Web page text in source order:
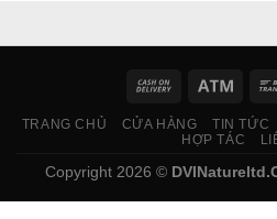
TRANG CHỦ CỬA HÀNG TIN TỨC
HỢP TÁC
Copyright 2026 ©